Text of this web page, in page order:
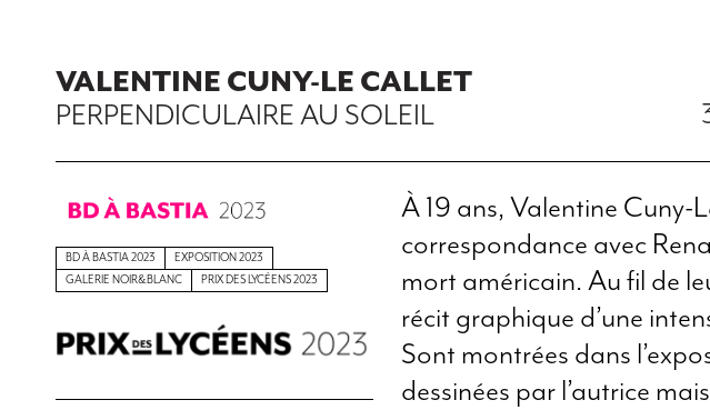
VALENTINE CUNY-LE CALLET
PERPENDICULAIRE AU SOLEIL
BD À BASTIA 2023
EXPOSITION 2023
GALERIE NOIR&BLANC
PRIX DES LYCÉENS 2023
À 19 ans, Valentine Cuny-
correspondance avec
mort américain. Au fil de
récit graphique d’une
Sont montrées dans
dessinées par l’autrice